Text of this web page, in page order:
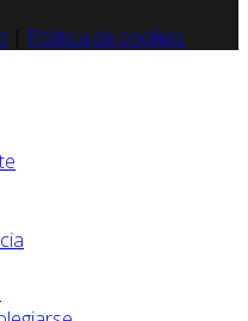
Política de cookies